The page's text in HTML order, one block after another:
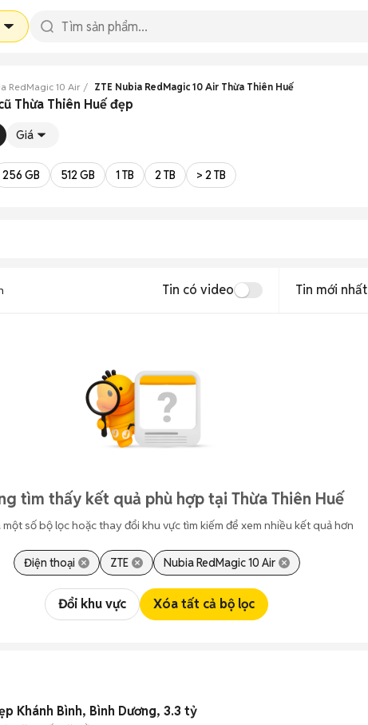
RedMagic 10 Air ZTE Nubia RedMagic 10 Air Thừa Thiên Huế
Thừa Thiên Huế đẹp
Giá
256 GB 512 GB 1 TB 2 TB > 2 TB
Tin có video Tin mới nhất
tìm thấy kết quả phù hợp tại Thừa Thiên Huế
số bộ lọc hoặc thay đổi khu vực tìm kiếm để xem nhiều kết quả hơn
Điện thoại ZTE Nubia RedMagic 10 Air
Đổi khu vực Xóa tất cả bộ lọc
Khánh Bình, Bình Dương, 3.3 tỷ